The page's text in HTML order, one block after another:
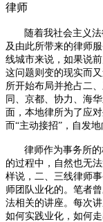
律师
随着我社会主义
及由此所带来的律师
线城市来说，如果说
这问题则变的现实而
所开始布局并抢占二
同、京都、协力、海
面，本地律所为了应
而“主动接招”，自发
律师作为事务所
的过程中，自然也无
样说，二、三线律师
师团队业化的。笔者
法相关的讲座。每次
如何实践业化，如何